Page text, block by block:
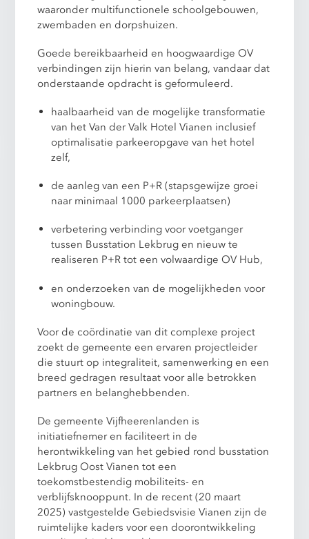
waaronder multifunctionele schoolgebouwen,
zwembaden en dorpshuizen.
Goede bereikbaarheid en hoogwaardige OV
verbindingen zijn hierin van belang, vandaar dat
onderstaande opdracht is geformuleerd.
haalbaarheid van de mogelijke transformatie
van het Van der Valk Hotel Vianen inclusief
optimalisatie parkeeropgave van het hotel
zelf,
de aanleg van een P+R (stapsgewijze groei
naar minimaal 1000 parkeerplaatsen)
verbetering verbinding voor voetganger
tussen Busstation Lekbrug en nieuw te
realiseren P+R tot een volwaardige OV Hub,
en onderzoeken van de mogelijkheden voor
woningbouw.
Voor de coördinatie van dit complexe project
zoekt de gemeente een ervaren projectleider
die stuurt op integraliteit, samenwerking en een
breed gedragen resultaat voor alle betrokken
partners en belanghebbenden.
De gemeente Vijfheerenlanden is
initiatiefnemer en faciliteert in de
herontwikkeling van het gebied rond busstation
Lekbrug Oost Vianen tot een
toekomstbestendig mobiliteits- en
verblijfsknooppunt. In de recent (20 maart
2025) vastgestelde Gebiedsvisie Vianen zijn de
ruimtelijke kaders voor een doorontwikkeling